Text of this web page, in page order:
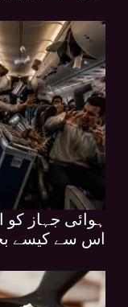
ہوائی جہاز کو
اس سے کیسے